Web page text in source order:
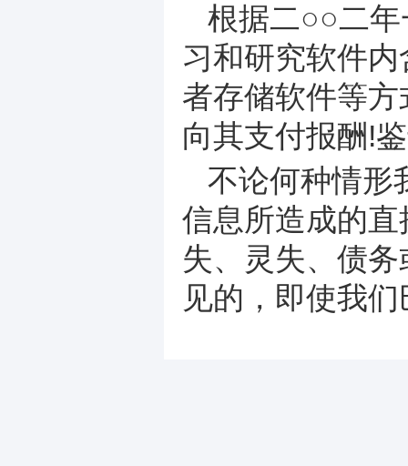
根据二○○二
习和研究软件
者存储软件等
向其支付报酬!
不论何种情形
信息所造成的
失、灵失、债
见的，即使我